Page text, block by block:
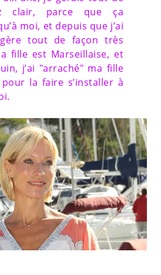
clair, parce que ça
moi, et depuis que j’ai
tout de façon très
fille est Marseillaise, et
j’ai "arraché" ma fille
la faire s’installer à